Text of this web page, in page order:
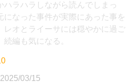
ハラハラしながら読んでしまっ
になった事件が実際にあった事を
レオとライーサには穏やかに過ご
続編も気になる。
2025/03/15